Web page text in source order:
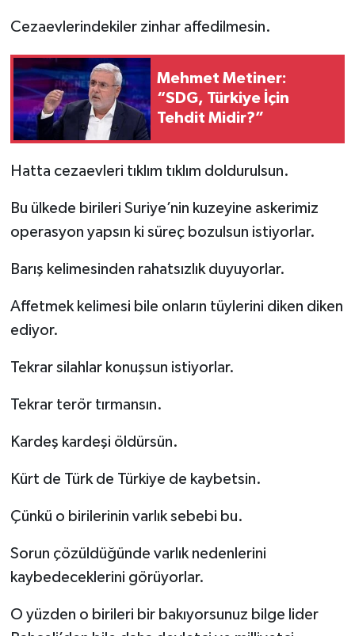
Cezaevlerindekiler zinhar affedilmesin.
Mehmet Metiner:
“SDG, Türkiye İçin
Tehdit Midir?”
Hatta cezaevleri tıklım tıklım doldurulsun.
Bu ülkede birileri Suriye’nin kuzeyine askerimiz
operasyon yapsın ki süreç bozulsun istiyorlar.
Barış kelimesinden rahatsızlık duyuyorlar.
Affetmek kelimesi bile onların tüylerini diken diken
ediyor.
Tekrar silahlar konuşsun istiyorlar.
Tekrar terör tırmansın.
Kardeş kardeşi öldürsün.
Kürt de Türk de Türkiye de kaybetsin.
Çünkü o birilerinin varlık sebebi bu.
Sorun çözüldüğünde varlık nedenlerini
kaybedeceklerini görüyorlar.
O yüzden o birileri bir bakıyorsunuz bilge lider
Teknoloji